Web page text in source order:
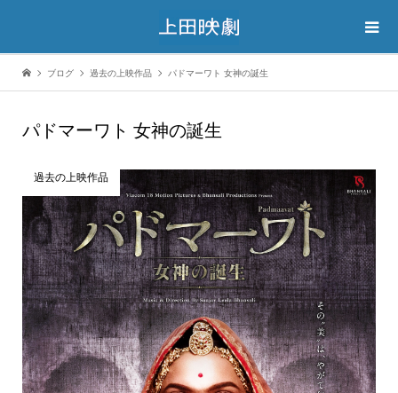
ブログ 過去の上映作品 パドマーワト 女神の誕生
パドマーワト 女神の誕生
過去の上映作品